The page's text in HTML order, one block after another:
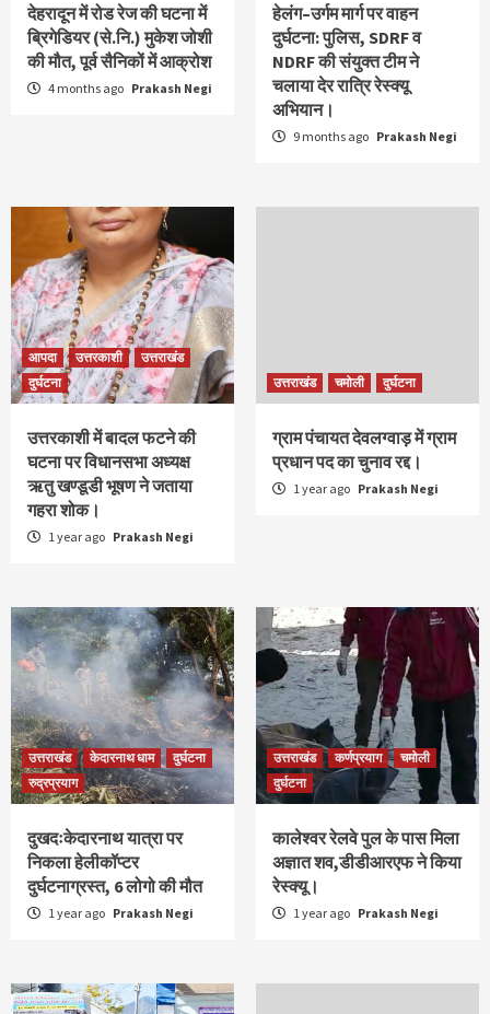
देहरादून में रोड रेज की घटना में
ब्रिगेडियर (से.नि.) मुकेश जोशी
की मौत, पूर्व सैनिकों में आक्रोश
4 months ago Prakash Negi
हेलंग–उर्गम मार्ग पर वाहन
दुर्घटना: पुलिस, SDRF व
NDRF की संयुक्त टीम ने
चलाया देर रात्रि रेस्क्यू
अभियान।
9 months ago Prakash Negi
आपदा उत्तरकाशी
उत्तराखंड
दुर्घटना
उत्तरकाशी में बादल फटने की
घटना पर विधानसभा अध्यक्ष
ऋतु खण्डूडी भूषण ने जताया
गहरा शोक।
1 year ago Prakash Negi
उत्तराखंड चमोली दुर्घटना
ग्राम पंचायत देवलग्वाड़ में ग्राम
प्रधान पद का चुनाव रद्द।
1 year ago Prakash Negi
उत्तराखंड केदारनाथ धाम
दुर्घटना
रुद्रप्रयाग
दुखदःकेदारनाथ यात्रा पर
निकला हेलीकॉप्टर
दुर्घटनाग्रस्त, 6 लोगो की मौत
1 year ago Prakash Negi
उत्तराखंड कर्णप्रयाग
चमोली
दुर्घटना
कालेश्वर रेलवे पुल के पास मिला
अज्ञात शव,डीडीआरएफ ने किया
रेस्क्यू।
1 year ago Prakash Negi